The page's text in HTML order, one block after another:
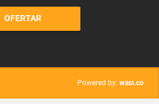
OFERTAR
Powered by: wasi.co